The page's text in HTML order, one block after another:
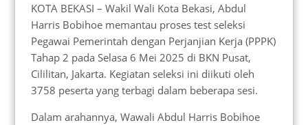
KOTA BEKASI – Wakil Wali Kota Bekasi, Abdul
Harris Bobihoe memantau proses test seleksi
Pegawai Pemerintah dengan Perjanjian Kerja (PPPK)
Tahap 2 pada Selasa 6 Mei 2025 di BKN Pusat,
Cililitan, Jakarta. Kegiatan seleksi ini diikuti oleh
3758 peserta yang terbagi dalam beberapa sesi.
Dalam arahannya, Wawali Abdul Harris Bobihoe